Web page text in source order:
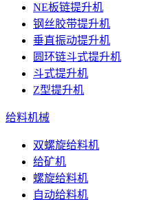
NE板链提升机
钢丝胶带提升机
垂直振动提升机
圆环链斗式提升机
斗式提升机
Z型提升机
给料机械
双螺旋给料机
给矿机
螺旋给料机
自动给料机